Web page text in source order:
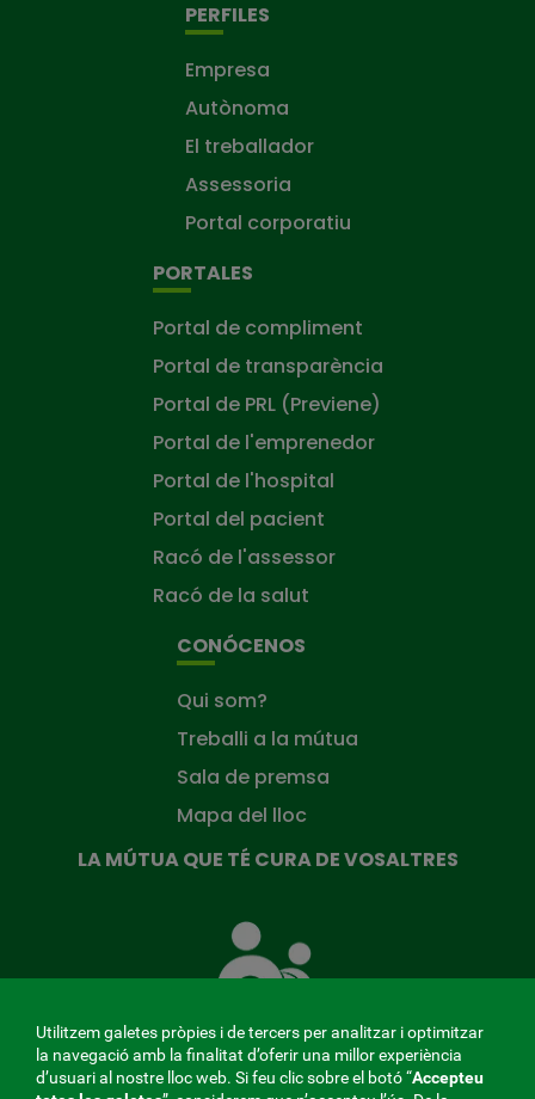
PERFILES
Empresa
Autònoma
El treballador
Assessoria
Portal corporatiu
PORTALES
Portal de compliment
Portal de transparència
Portal de PRL (Previene)
Portal de l'emprenedor
Portal de l'hospital
Portal del pacient
Racó de l'assessor
Racó de la salut
CONÓCENOS
Qui som?
Treballi a la mútua
Sala de premsa
Mapa del lloc
LA MÚTUA QUE TÉ CURA DE VOSALTRES
Mútua
que
de
tu
Utilitzem galetes pròpies i de tercers per analitzar i optimitzar
la navegació amb la finalitat d’oferir una millor experiència
d’usuari al nostre lloc web. Si feu clic sobre el botó “Accepteu